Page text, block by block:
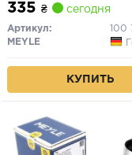
335 ₴ сегодня
Артикул:
100
MEYLE
КУПИТЬ